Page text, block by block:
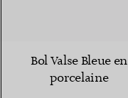
Bol Valse Bleue en
porcelaine